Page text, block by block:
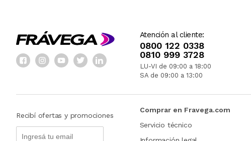
Atención al cliente:
0800 122 0338
0810 999 3728
LU-VI de 09:00 a 18:00
SA de 09:00 a 13:00
Recibí ofertas y promociones
Comprar en Fravega.com
Servicio técnico